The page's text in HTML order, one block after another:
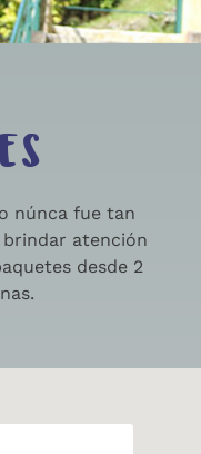
núnca fue tan
atención
desde 2